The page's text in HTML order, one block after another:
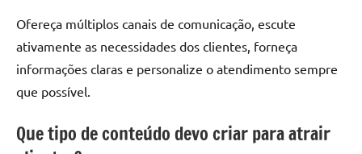
Ofereça múltiplos canais de comunicação, escute
ativamente as necessidades dos clientes, forneça
informações claras e personalize o atendimento sempre
que possível.
Que tipo de conteúdo devo criar para atrair